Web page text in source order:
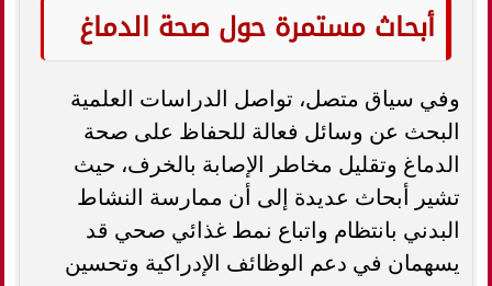
أبحاث مستمرة حول صحة الدماغ
وفي سياق متصل، تواصل الدراسات العلمية
البحث عن وسائل فعالة للحفاظ على صحة
الدماغ وتقليل مخاطر الإصابة بالخرف، حيث
تشير أبحاث عديدة إلى أن ممارسة النشاط
البدني بانتظام واتباع نمط غذائي صحي قد
يسهمان في دعم الوظائف الإدراكية وتحسين